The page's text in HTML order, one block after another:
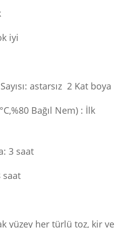
iyi
astarsız 2 Kat boya
Bağıl Nem) : İlk
3 saat
saat
yüzey her türlü toz, kir ve